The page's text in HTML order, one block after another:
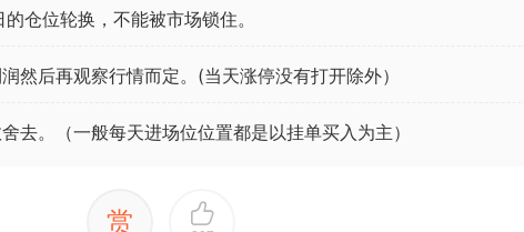
仓位轮换，不能被市场锁住。
然后再观察行情而定。(当天涨停没有打开除外）
去。（一般每天进场位位置都是以挂单买入为主）
赏